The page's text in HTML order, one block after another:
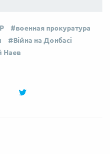
военная прокуратура
Війна на Донбасі
Наев